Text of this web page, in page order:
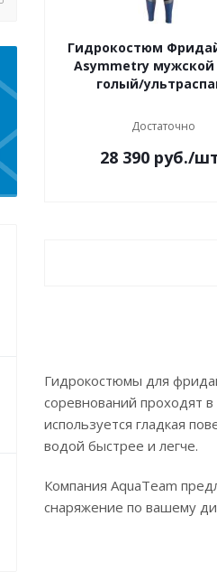
Гидрокостюм
Asymmetry
голый/
Достаточно
28 390 руб./
Гидрокостюмы для
соревнований проходят
используется гладкая
водой быстрее и легче.
Компания AquaTeam
снаряжение по вашему